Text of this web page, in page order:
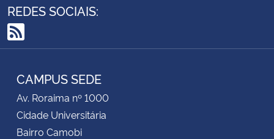
REDES SOCIAIS:
RSS
CAMPUS SEDE
Av. Roraima nº 1000
Cidade Universitária
Bairro Camobi